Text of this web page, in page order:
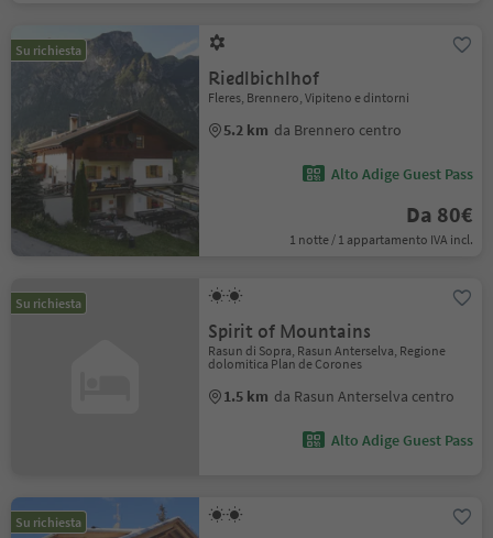
Su richiesta
Riedlbichlhof
Fleres, Brennero, Vipiteno e dintorni
5.2 km da Brennero centro
Alto Adige Guest Pass
Da 80€
1 notte / 1 appartamento IVA incl.
Su richiesta
Spirit of Mountains
Rasun di Sopra, Rasun Anterselva, Regione
dolomitica Plan de Corones
1.5 km da Rasun Anterselva centro
Alto Adige Guest Pass
Su richiesta